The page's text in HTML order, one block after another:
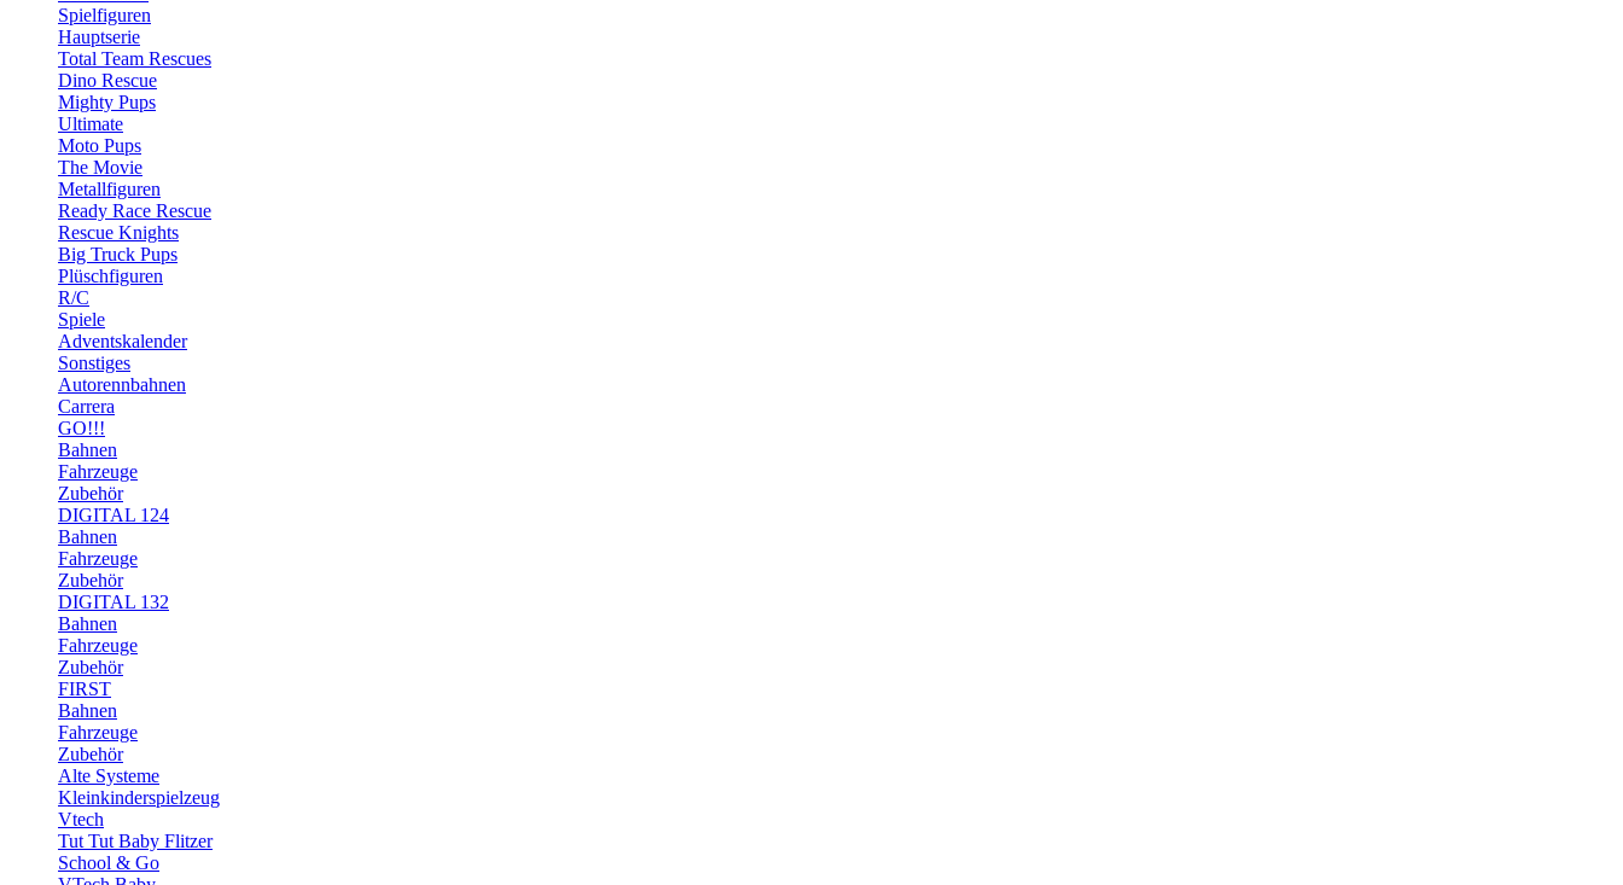
Spielfiguren
Hauptserie
Total Team Rescues
Dino Rescue
Mighty Pups
Ultimate
Moto Pups
The Movie
Metallfiguren
Ready Race Rescue
Rescue Knights
Big Truck Pups
Plüschfiguren
R/C
Spiele
Adventskalender
Sonstiges
Autorennbahnen
Carrera
GO!!!
Bahnen
Fahrzeuge
Zubehör
DIGITAL 124
Bahnen
Fahrzeuge
Zubehör
DIGITAL 132
Bahnen
Fahrzeuge
Zubehör
FIRST
Bahnen
Fahrzeuge
Zubehör
Alte Systeme
Kleinkinderspielzeug
Vtech
Tut Tut Baby Flitzer
School & Go